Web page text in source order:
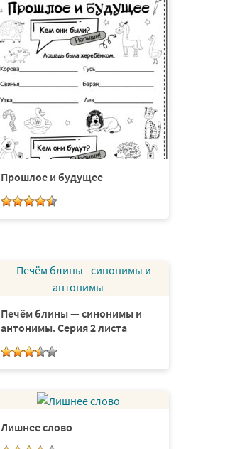
Прошлое и будущее
Печём блины — синонимы и
антонимы. Серия 2 листа
Лишнее слово